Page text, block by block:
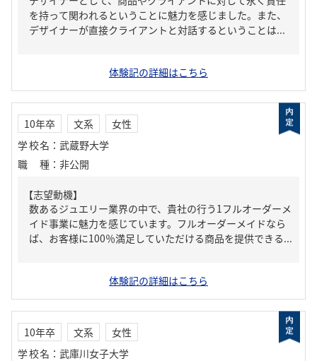
を持って関われるということに魅力を感じました。また、
デザイナーが直接クライアントと対話するということは...
体験記の詳細はこちら
10年卒 文系
女性
学校名 ： 武蔵野大学
職種 ： 非公開
【志望動機】
数あるジュエリー業界の中で、貴社の行う1フルオーダーメ
イド事業に魅力を感じています。フルオーダーメイドなら
ば、お客様に100％満足していただける商品を提供できる...
体験記の詳細はこちら
10年卒 文系
女性
学校名 ： 武庫川女子大学